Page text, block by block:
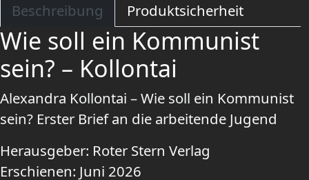
Beschreibung Produktsicherheit
Wie soll ein Kommunist
sein? – Kollontai
Alexandra Kollontai – Wie soll ein Kommunist
sein? Erster Brief an die arbeitende Jugend
Herausgeber: Roter Stern Verlag
Erschienen: Juni 2026